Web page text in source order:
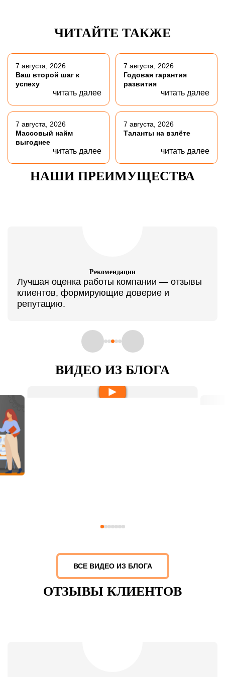
ЧИТАЙТЕ ТАКЖЕ
7 августа, 2026
Ваш второй шаг к
успеху
читать далее
7 августа, 2026
Годовая гарантия
развития
читать далее
7 августа, 2026
Массовый найм
выгоднее
читать далее
7 августа, 2026
Таланты на взлёте
читать далее
НАШИ ПРЕИМУЩЕСТВА
Рекомендации
Лучшая оценка работы компании — отзывы
клиентов, формирующие доверие и
репутацию.
ВИДЕО ИЗ БЛОГА
ВСЕ ВИДЕО ИЗ БЛОГА
ОТЗЫВЫ КЛИЕНТОВ